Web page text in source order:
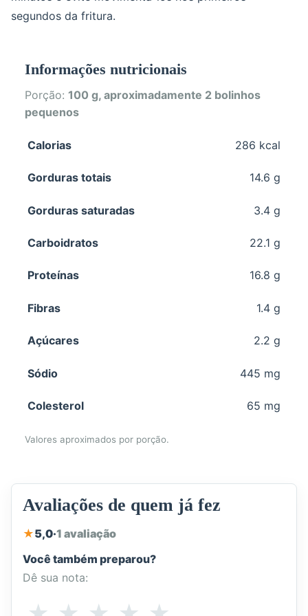
segundos da fritura.
Informações nutricionais
Porção: 100 g, aproximadamente 2 bolinhos
pequenos
Calorias 286 kcal
Gorduras totais 14.6 g
Gorduras saturadas 3.4 g
Carboidratos 22.1 g
Proteínas 16.8 g
Fibras 1.4 g
Açúcares 2.2 g
Sódio 445 mg
Colesterol 65 mg
Valores aproximados por porção.
Avaliações de quem já fez
★5,0·1 avaliação
Você também preparou?
Dê sua nota:
Como